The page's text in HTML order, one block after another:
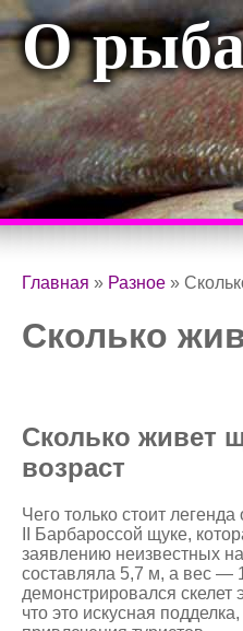
О
Главная » Разное »
Сколько
Сколько живет
возраст
Чего только стоит
II Барбароссой щуке,
заявлению неизвестных
составляла 5,7 м, а вес —
демонстрировался
что это искусная